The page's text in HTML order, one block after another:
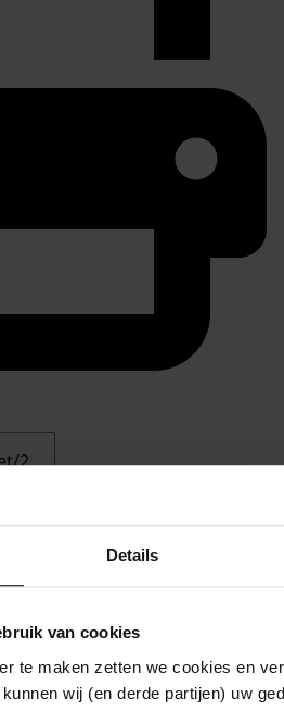
Details
van cookies
te maken zetten we cookies en
wij (en derde partijen) uw
16-12-1986